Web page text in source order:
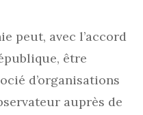
peut, avec l’accord
être
d’organisations
auprès de